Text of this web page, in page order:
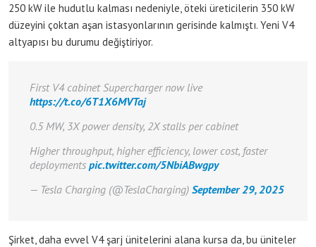
250 kW ile hudutlu kalması nedeniyle, öteki üreticilerin 350 kW
düzeyini çoktan aşan istasyonlarının gerisinde kalmıştı. Yeni V4
altyapısı bu durumu değiştiriyor.
First V4 cabinet Supercharger now live
https://t.co/6T1X6MVTaj
0.5 MW, 3X power density, 2X stalls per cabinet
Higher throughput, higher efficiency, lower cost, faster
deployments pic.twitter.com/5NbiABwgpy
— Tesla Charging (@TeslaCharging) September 29, 2025
Şirket, daha evvel V4 şarj ünitelerini alana kursa da, bu üniteler